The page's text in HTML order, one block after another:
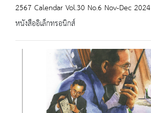
2567 Calendar Vol.30 No.6 Nov-Dec 2024
หนังสืออิเล็กทรอนิกส์